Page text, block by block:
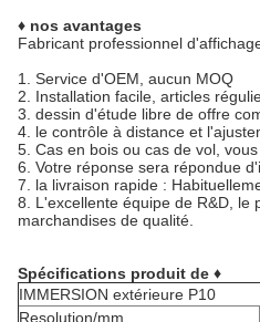
♦ nos avantages
Fabricant professionnel
1. Service d'OEM, aucun MOQ
2. Installation facile, articles
3. dessin d'étude libre de offre
4. le contrôle à distance et
5. Cas en bois ou cas de vol, vous
6. Votre réponse sera répondue
7. la livraison rapide :
8. L'excellente équipe de R&D, le
marchandises de qualité.
Spécifications produit de ♦
IMMERSION extérieure P10
Resolution/mm